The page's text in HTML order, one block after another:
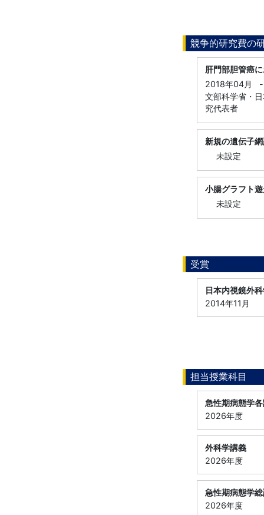
競争的研究費の
肝門部胆管癌
2018年04月
-
文部科学省・
究代表者
新規の遺伝子
未設定
小腸グラフト
未設定
受賞
日本内視鏡外
2014年11月
担当授業科目
急性期病態学
2026年度
外科学講義
2026年度
急性期病態学
2026年度